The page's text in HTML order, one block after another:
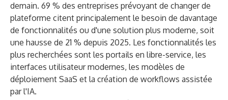
demain. 69 % des entreprises prévoyant de changer de
plateforme citent principalement le besoin de davantage
de fonctionnalités ou d'une solution plus moderne, soit
une hausse de 21 % depuis 2025. Les fonctionnalités les
plus recherchées sont les portails en libre-service, les
interfaces utilisateur modernes, les modèles de
déploiement SaaS et la création de workflows assistée
par l'IA.